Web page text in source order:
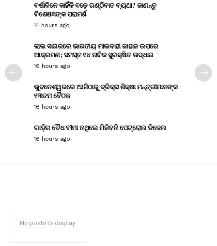
ବର୍ଷାଦିନେ କାହିଁକି ବଢ଼େ ଗଣ୍ଠିବାତ ବ୍ୟଥା? ଜାଣନ୍ତୁ
ବିଶେଷଜ୍ଞଙ୍କ ପରାମର୍ଶ
14 hours ago
ଲାଲ ସାଗରରେ ଭାରତୀୟ ମାଲବାହୀ ଜାହାଜ ଉପରେ
ଆକ୍ରମଣ; ସମସ୍ତ ୧୪ ନାବିକ ସୁରକ୍ଷିତ ଉଦ୍ଧାର
16 hours ago
ଭୁବନେଶ୍ୱରରେ ଆଜିଠାରୁ ବ୍ରିକ୍ସ ଶିକ୍ଷା ମନ୍ତ୍ରୀମାନଙ୍କ
୧୩ତମ ବୈଠକ
16 hours ago
ଗାଡ଼ିର ବୈଧ ବୀମା ନଥିଲେ ମିଳିବନି ପେଟ୍ରୋଲ ଡିଜେଲ
16 hours ago
No posts to display